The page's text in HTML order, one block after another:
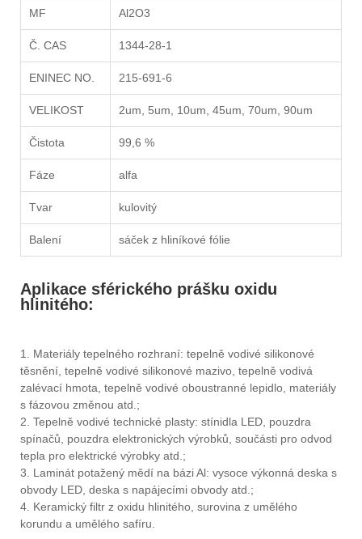
MF
Al2O3
Č. CAS 1344-28-1
ENINEC NO. 215-691-6
VELIKOST 2um, 5um, 10um, 45um, 70um, 90um
Čistota 99,6 %
Fáze alfa
Tvar kulovitý
Balení sáček z hliníkové fólie
Aplikace sférického prášku oxidu
hlinitého:
1. Materiály tepelného rozhraní: tepelně vodivé silikonové
těsnění, tepelně vodivé silikonové mazivo, tepelně vodivá
zalévací hmota, tepelně vodivé oboustranné lepidlo, materiály
s fázovou změnou atd.;
2. Tepelně vodivé technické plasty: stínidla LED, pouzdra
spínačů, pouzdra elektronických výrobků, součásti pro odvod
tepla pro elektrické výrobky atd.;
3. Laminát potažený mědí na bázi Al: vysoce výkonná deska s
obvody LED, deska s napájecími obvody atd.;
4. Keramický filtr z oxidu hlinitého, surovina z umělého
korundu a umělého safíru.